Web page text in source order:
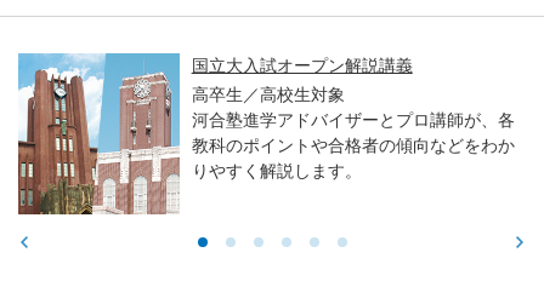
国立大入試オープン解説講義
高卒生／高校生対象
河合塾進学アドバイザーとプロ講師が、各
教科のポイントや合格者の傾向などをわか
りやすく解説します。